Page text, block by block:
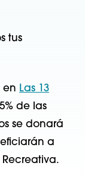
tus
en Las 13
de las
se donará
a